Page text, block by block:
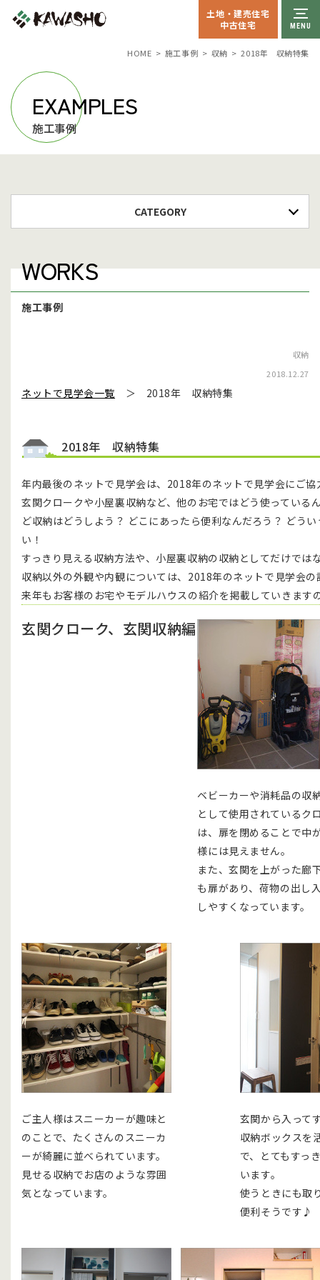
土地・建売住宅
中古住宅
HOME 施工事例 収納 2018年 収納特集
EXAMPLES
施工事例
CATEGORY
WORKS
施工事例
収納
2018.12.27
ネットで見学会一覧 ＞ 2018年 収納特集
2018年 収納特集
年内最後のネットで見学会は、2018年のネットで見学会にご
玄関クロークや小屋裏収納など、他のお宅ではどう使ってい
ど収納はどうしよう？ どこにあったら便利なんだろう？ どう
い！
すっきり見える収納方法や、小屋裏収納の収納としてだけでは
収納以外の外観や内観については、2018年のネットで見学会
来年もお客様のお宅やモデルハウスの紹介を掲載していきます
玄関クローク、玄関収納編
ベビーカーや消耗品の収
として使用されているク
は、扉を閉めることで中
様には見えません。
また、玄関を上がった廊
も扉があり、荷物の出し
しやすくなっています。
ご主人様はスニーカーが趣味と
のことで、たくさんのスニーカ
ーが綺麗に並べられています。
見せる収納でお店のような雰囲
気となっています。
玄関から入って
収納ボックスを
で、とてもすっ
います。
使うときにも取
便利そうです♪